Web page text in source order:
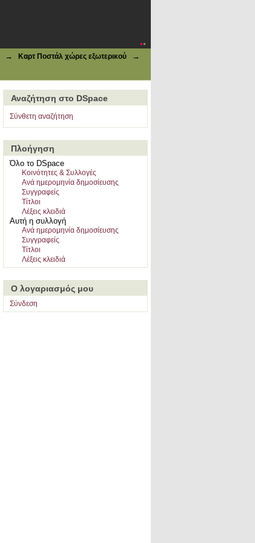
→ Καρτ Ποστάλ χώρες εξωτερικού →
Αναζήτηση στο DSpace
Σύνθετη αναζήτηση
Πλοήγηση
Όλο το DSpace
Κοινότητες & Συλλογές
Ανά ημερομηνία δημοσίευσης
Συγγραφείς
Τίτλοι
Λέξεις κλειδιά
Αυτή η συλλογή
Ανά ημερομηνία δημοσίευσης
Συγγραφείς
Τίτλοι
Λέξεις κλειδιά
Ο λογαριασμός μου
Σύνδεση